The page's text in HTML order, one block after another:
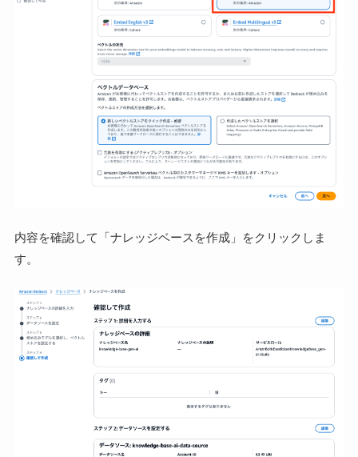
内容を確認して「ナレッジベースを作成」をクリックしま
す。